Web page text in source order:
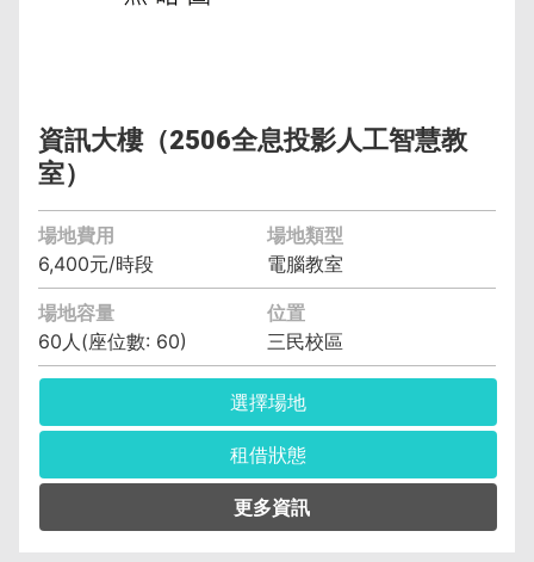
資訊大樓（2506全息投影人工智慧教
室）
場地費用
場地類型
6,400元/時段
電腦教室
場地容量
位置
60人(座位數: 60)
三民校區
選擇場地
租借狀態